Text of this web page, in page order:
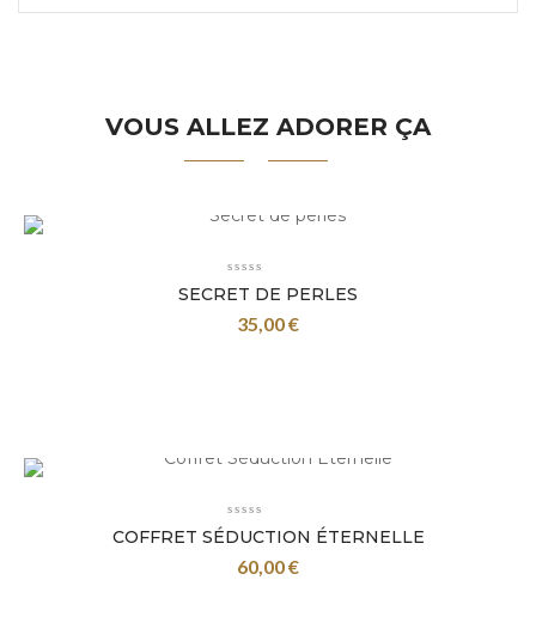
VOUS ALLEZ ADORER ÇA
SECRET DE PERLES
35,00€
COFFRET SÉDUCTION ÉTERNELLE
60,00€